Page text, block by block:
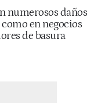
numerosos daños
en negocios
de basura